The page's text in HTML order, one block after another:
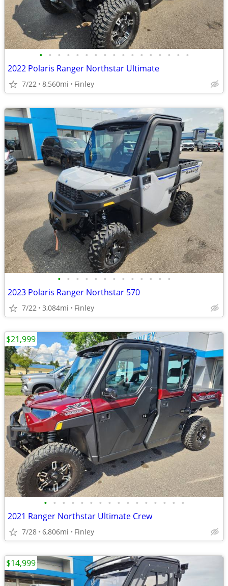
• • • • • • • • • • • • • • • • •
2022 Polaris Ranger Northstar Ultimate
7/22 8,560mi Finley
• • • • • • • • • • • • •
2023 Polaris Ranger Northstar 570
7/22 3,084mi Finley
• • • • • • • • • • • • • • • •
2021 Ranger Northstar Ultimate Crew
7/28 6,806mi Finley
$21,999
$14,999